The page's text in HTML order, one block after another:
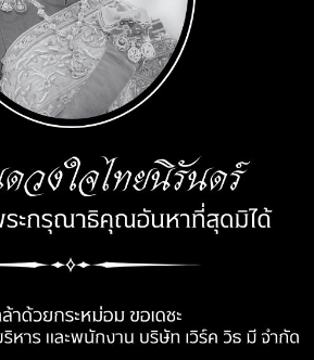
อบ 10 ปี ในประเทศไทย โดยมีเหล่าเซ